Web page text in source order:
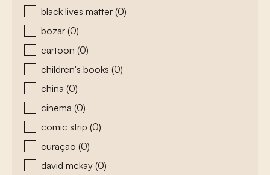
black lives matter (0)
bozar (0)
cartoon (0)
children's books (0)
china (0)
cinema (0)
comic strip (0)
curaçao (0)
david mckay (0)